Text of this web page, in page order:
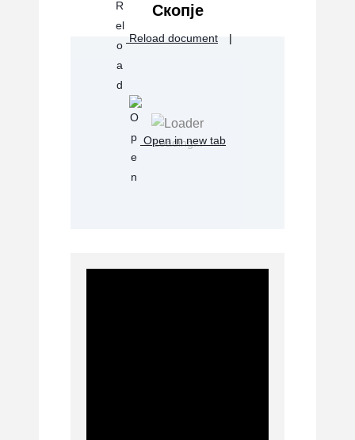
Скопје
Loading...
Reload document |
Open in new tab